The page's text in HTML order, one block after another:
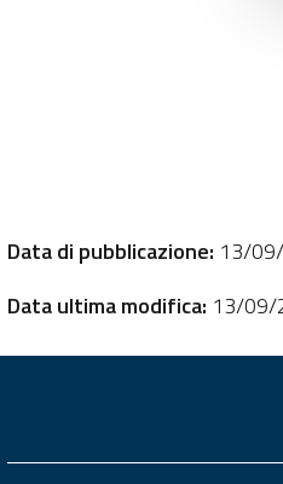
Data di pubblicazione: 13/
Data ultima modifica: 13/09/